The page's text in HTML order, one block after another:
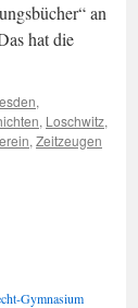
an
hat die
,
, Loschwitz,
, Zeitzeugen
Gymnasium